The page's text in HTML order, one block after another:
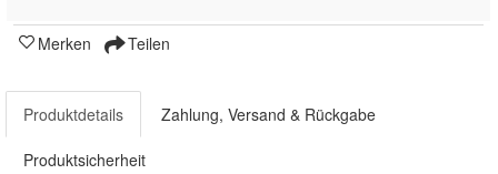
Merken Teilen
Produktdetails Zahlung, Versand & Rückgabe
Produktsicherheit